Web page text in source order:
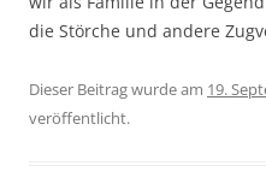
die Störche und andere
Dieser Beitrag wurde am 19.
veröffentlicht.